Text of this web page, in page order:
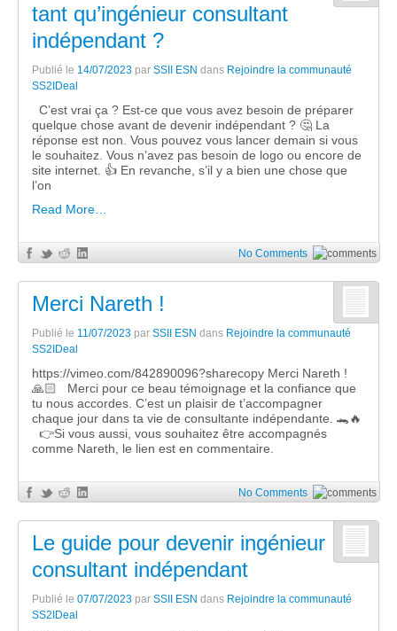
tant qu’ingénieur consultant
indépendant ?
Publié le 14/07/2023 par SSII ESN dans Rejoindre la communauté
SS2IDeal
C’est vrai ça ? Est-ce que vous avez besoin de préparer
quelque chose avant de devenir indépendant ? 🤔 La
réponse est non. Vous pouvez vous lancer demain si vous
le souhaitez. Vous n’avez pas besoin de logo ou encore de
site internet. 👍 En revanche, s’il y a bien une chose que
l’on
Read More…
No Comments
Merci Nareth !
Publié le 11/07/2023 par SSII ESN dans Rejoindre la communauté
SS2IDeal
https://vimeo.com/842890096?sharecopy Merci Nareth !
🙏🏻 Merci pour ce beau témoignage et la confiance que
tu nous accordes. C’est un plaisir de t’accompagner
chaque jour dans ta vie de consultante indépendante. 🐊🔥
👉Si vous aussi, vous souhaitez être accompagnés
comme Nareth, le lien est en commentaire.
No Comments
Le guide pour devenir ingénieur
consultant indépendant
Publié le 07/07/2023 par SSII ESN dans Rejoindre la communauté
SS2IDeal